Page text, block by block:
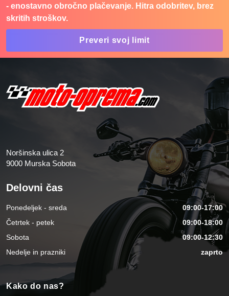
- enostavno obročno plačevanje. Hitra odobritev, brez
skritih stroškov.
Preveri svoj limit
Noršinska ulica 2
9000 Murska Sobota
Delovni čas
Ponedeljek - sreda
09:00-17:00
Četrtek - petek
09:00-18:00
Sobota
09:00-12:30
Nedelje in prazniki
zaprto
Kako do nas?